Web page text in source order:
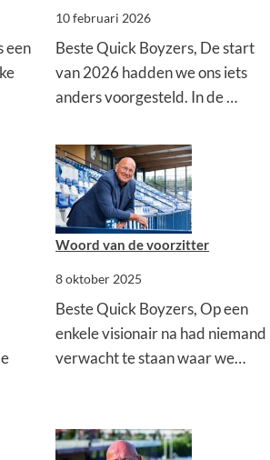
een
10 februari 2026
Beste Quick Boyzers, De start
van 2026 hadden we ons iets
anders voorgesteld. In de …
Woord van de voorzitter
8 oktober 2025
Beste Quick Boyzers, Op een
enkele visionair na had niemand
verwacht te staan waar we…